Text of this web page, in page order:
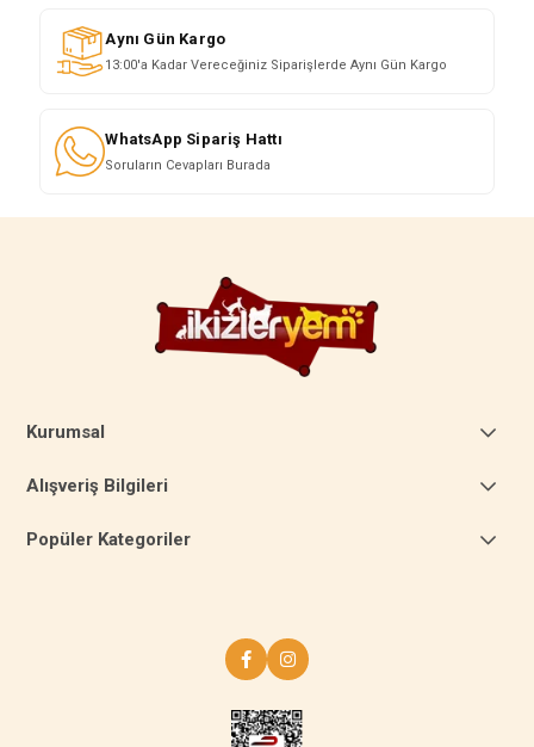
Aynı Gün Kargo
13:00'a Kadar Vereceğiniz Siparişlerde Aynı Gün Kargo
WhatsApp Sipariş Hattı
Soruların Cevapları Burada
Kurumsal
Alışveriş Bilgileri
Popüler Kategoriler